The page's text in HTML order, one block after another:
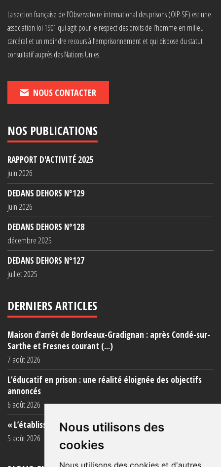
Nous utilisons des
cookies
Nous utilisons des cookies et d'autres
La section française de l’Observatoire international des prisons (OIP-SF) est une
association loi 1901 qui agit pour le respect des droits de l’homme en milieu
carcéral et un moindre recours à l’emprisonnement et qui dispose du statut
consultatif auprès des Nations Unies.
NOUS CONTACTER
NOS PUBLICATIONS
RAPPORT D'ACTIVITÉ 2025
juin 2026
DEDANS DEHORS N°129
juin 2026
DEDANS DEHORS N°128
décembre 2025
DEDANS DEHORS N°127
juillet 2025
DERNIERS ARTICLES
Maison d’arrêt de Bordeaux-Gradignan : après Condé-sur-
Sarthe et Fresnes courant (...)
7 août 2026
L’éducatif en prison : une réalité éloignée des objectifs
annoncés
6 août 2026
« L’établissement est une porcherie totale »
5 août 2026